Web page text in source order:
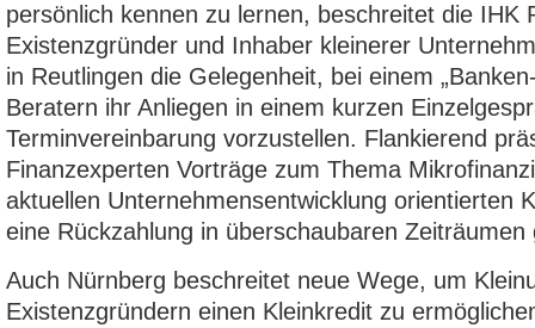
persönlich kennen zu lernen, beschreitet die IHK
Existenzgründer und Inhaber kleinerer
in Reutlingen die Gelegenheit, bei einem
Beratern ihr Anliegen in einem kurzen
Terminvereinbarung vorzustellen. Flankierend
Finanzexperten Vorträge zum Thema
aktuellen Unternehmensentwicklung orientierten
eine Rückzahlung in überschaubaren Zeiträumen
Auch Nürnberg beschreitet neue Wege, um
Existenzgründern einen Kleinkredit zu